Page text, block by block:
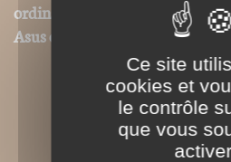
ordinateurs ou tablettes tactiles
Asus ou autres.
Ce site
cookies et
le contrôle
que vous
activer